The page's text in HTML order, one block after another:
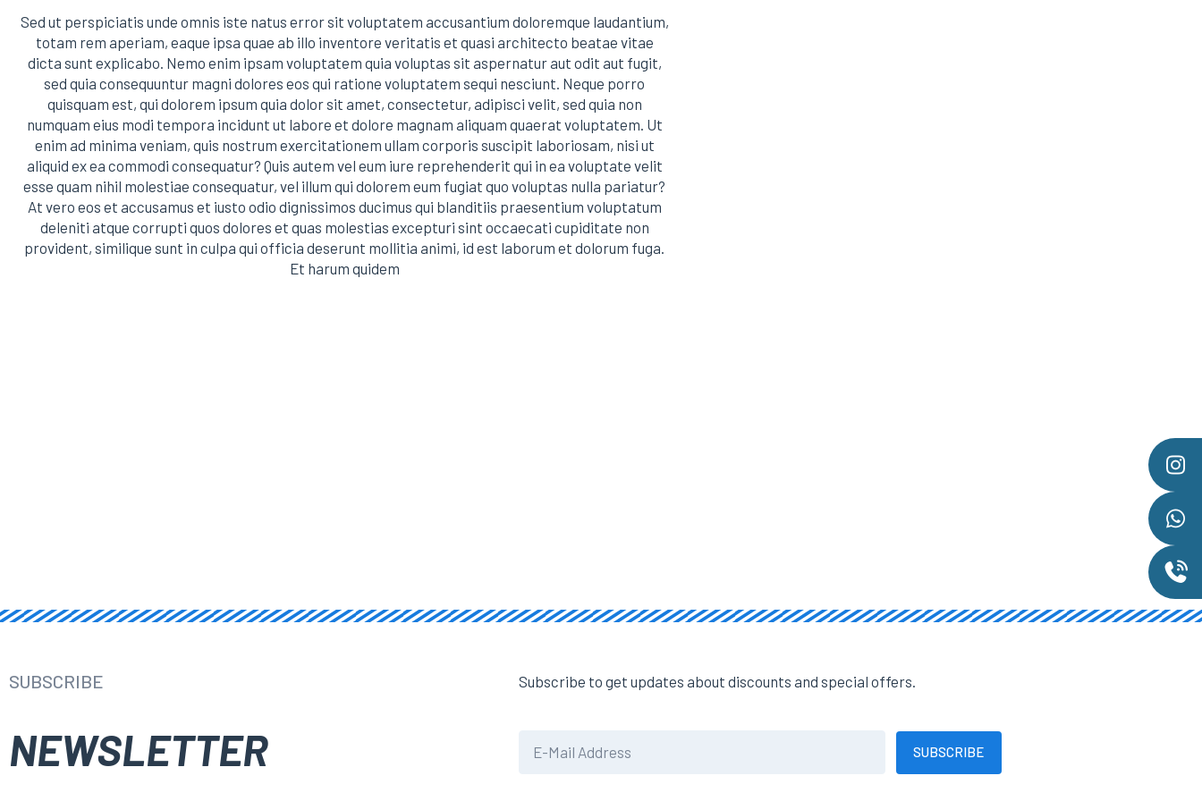
Sed ut perspiciatis unde omnis iste natus error sit voluptatem accusantium doloremque laudantium,
totam rem aperiam, eaque ipsa quae ab illo inventore veritatis et quasi architecto beatae vitae
dicta sunt explicabo. Nemo enim ipsam voluptatem quia voluptas sit aspernatur aut odit aut fugit,
sed quia consequuntur magni dolores eos qui ratione voluptatem sequi nesciunt. Neque porro
quisquam est, qui dolorem ipsum quia dolor sit amet, consectetur, adipisci velit, sed quia non
numquam eius modi tempora incidunt ut labore et dolore magnam aliquam quaerat voluptatem. Ut
enim ad minima veniam, quis nostrum exercitationem ullam corporis suscipit laboriosam, nisi ut
aliquid ex ea commodi consequatur? Quis autem vel eum iure reprehenderit qui in ea voluptate velit
esse quam nihil molestiae consequatur, vel illum qui dolorem eum fugiat quo voluptas nulla pariatur?
At vero eos et accusamus et iusto odio dignissimos ducimus qui blanditiis praesentium voluptatum
deleniti atque corrupti quos dolores et quas molestias excepturi sint occaecati cupiditate non
provident, similique sunt in culpa qui officia deserunt mollitia animi, id est laborum et dolorum fuga.
Et harum quidem
SUBSCRIBE
NEWSLETTER
Subscribe to get updates about discounts and special offers.
SUBSCRIBE